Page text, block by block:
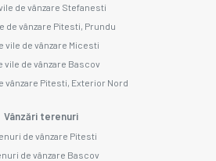
de vânzare Stefanesti
de vânzare Pitesti, Prundu
vile de vânzare Micesti
vile de vânzare Bascov
vânzare Pitesti, Exterior Nord
Vânzări terenuri
de vânzare Pitesti
de vânzare Bascov